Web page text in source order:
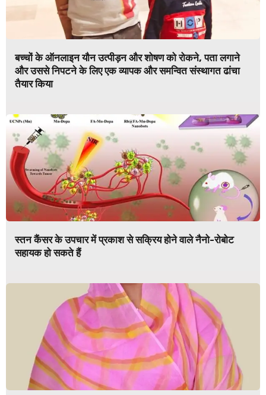
बच्चों के ऑनलाइन यौन उत्पीड़न और शोषण को रोकने, पता लगाने
और उससे निपटने के लिए एक व्यापक और समन्वित संस्थागत ढांचा
तैयार किया
स्तन कैंसर के उपचार में प्रकाश से सक्रिय होने वाले नैनो-रोबोट
सहायक हो सकते हैं